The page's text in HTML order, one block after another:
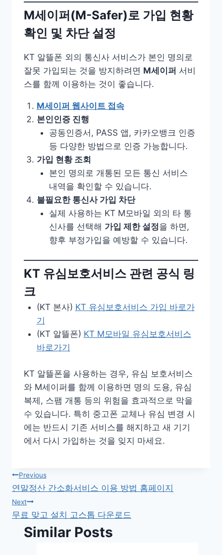
M세이퍼(M-Safer)로 가입 현황
확인 및 차단 설정
KT 알뜰폰 외의 통신사 서비스가 본인 명의로
잘못 가입되는 것을 방지하려면 M세이퍼 서비
스를 함께 이용하는 것이 좋습니다.
M세이퍼 웹사이트 접속
본인인증 진행
공동인증서, PASS 앱, 카카오뱅크 인증
등 다양한 방법으로 인증 가능합니다.
가입 현황 조회
본인 명의로 개통된 모든 통신 서비스
내역을 확인할 수 있습니다.
불필요한 통신사 가입 차단
실제 사용하는 KT M모바일 외의 타 통
신사를 선택해 가입 제한 설정을 하면,
향후 부정가입을 예방할 수 있습니다.
KT 유심보호서비스 관련 공식 링
크
(KT 본사) KT 유심보호서비스 가입 바로가
기
(KT 알뜰폰) KT M모바일 유심보호서비스
바로가기
KT 알뜰폰을 사용하는 경우, 유심 보호서비스
와 M세이퍼를 함께 이용하면 명의 도용, 유심
복제, 스팸 개통 등의 위험을 효과적으로 막을
수 있습니다. 특히 중고폰 교체나 유심 변경 시
에는 반드시 기존 서비스를 해지하고 새 기기
에서 다시 가입하는 것을 잊지 마세요.
글
탐
색
Previous
연말정산 간소화서비스 이용 방법 홈페이지
Next
무료 맞고 설치 고스톱 다운로드
Similar Posts